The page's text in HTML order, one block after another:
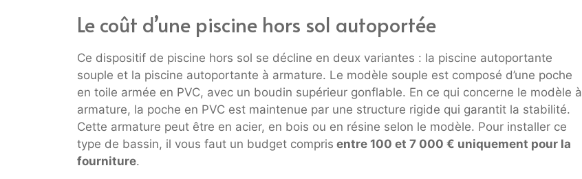
Le coût d’une piscine hors sol autoportée
Ce dispositif de piscine hors sol se décline en deux variantes : la piscine autoportante
souple et la piscine autoportante à armature. Le modèle souple est composé d’une poche
en toile armée en PVC, avec un boudin supérieur gonflable. En ce qui concerne le modèle à
armature, la poche en PVC est maintenue par une structure rigide qui garantit la stabilité.
Cette armature peut être en acier, en bois ou en résine selon le modèle. Pour installer ce
type de bassin, il vous faut un budget compris entre 100 et 7 000 € uniquement pour la
fourniture.